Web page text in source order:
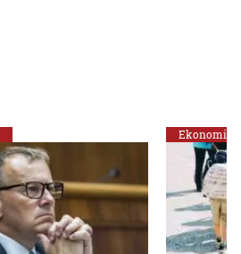
Ekonomika